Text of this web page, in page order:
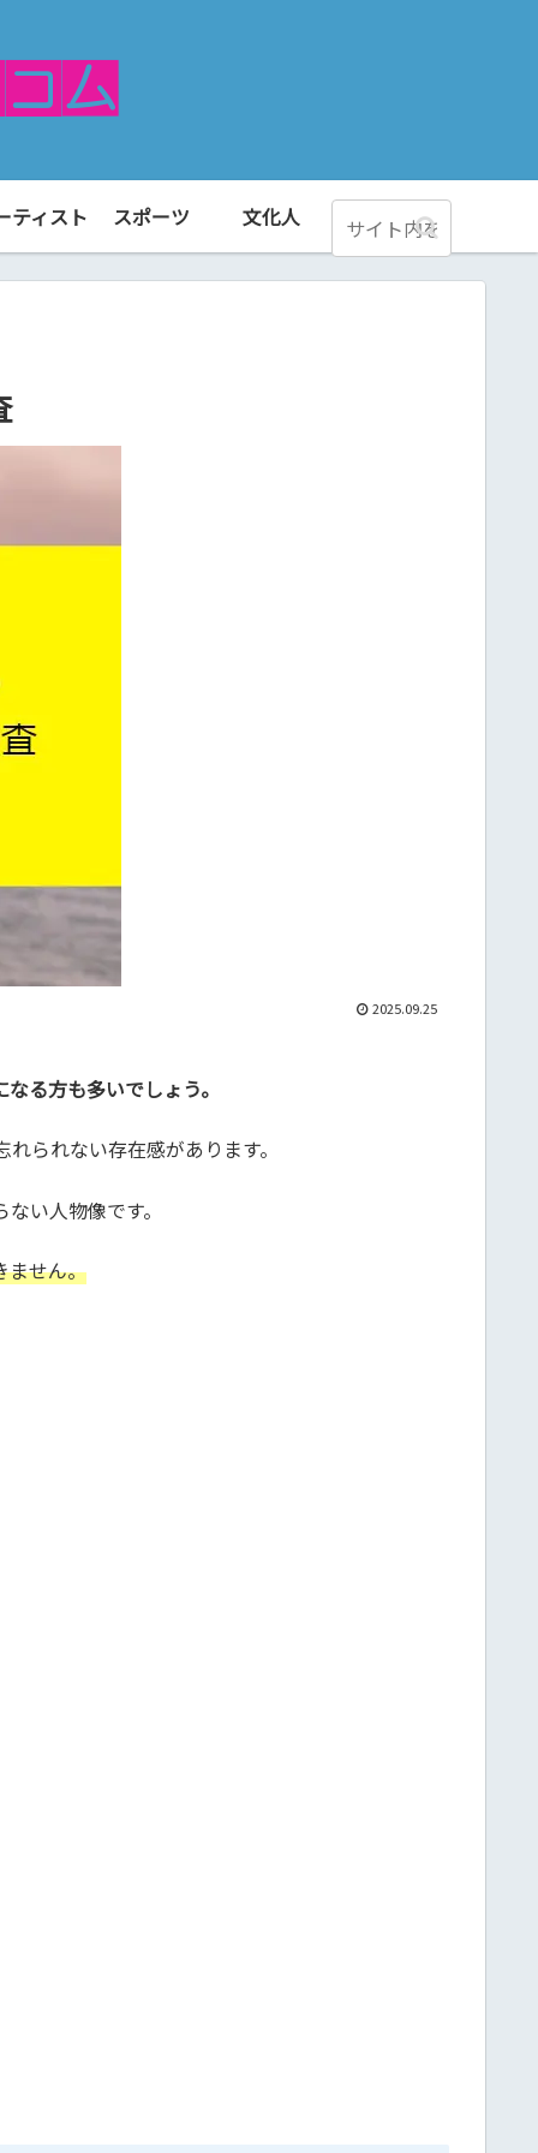
ティスト スポーツ 文化人
2025.09.25
る方も多いでしょう。
られない存在感があります。
い人物像です。
ません。